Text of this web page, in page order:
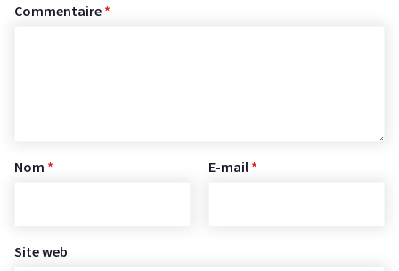
Commentaire *
Nom * E-mail *
Site web